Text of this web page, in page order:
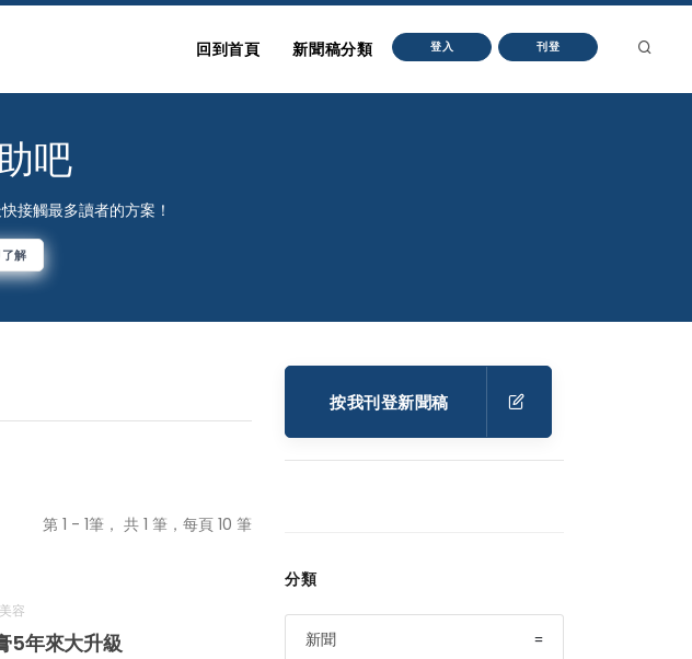
回到首頁 新聞稿分類 登入 刊登
吧
接觸最多讀者的方案！
解
第 1 - 1筆， 共 1 筆，每頁 10 筆
容
5年來大升級
按我刊登新聞稿
分類
新聞 =